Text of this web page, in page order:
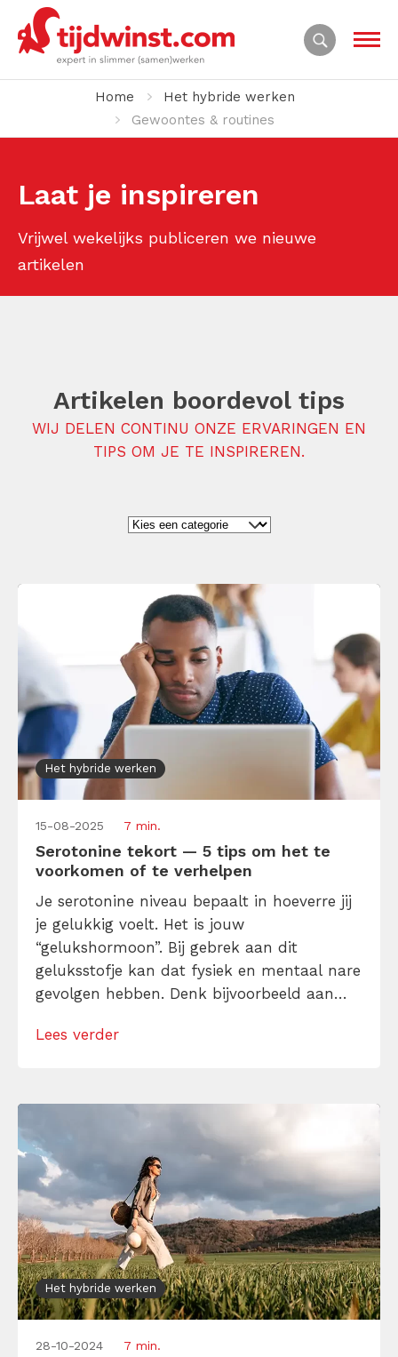
Home
Het hybride werken
Gewoontes & routines
Laat je inspireren
Vrijwel wekelijks publiceren we nieuwe
artikelen
Artikelen boordevol tips
WIJ DELEN CONTINU ONZE ERVARINGEN EN
TIPS OM JE TE INSPIREREN.
Het hybride werken
15-08-2025 7 min.
Serotonine tekort — 5 tips om het te
voorkomen of te verhelpen
Je serotonine niveau bepaalt in hoeverre jij
je gelukkig voelt. Het is jouw
“gelukshormoon”. Bij gebrek aan dit
geluksstofje kan dat fysiek en mentaal nare
gevolgen hebben. Denk bijvoorbeeld aan
verminderde eetlust en minder behoefte
goed! Met deze 5 tips […]
Lees verder
Het hybride werken
28-10-2024 7 min.